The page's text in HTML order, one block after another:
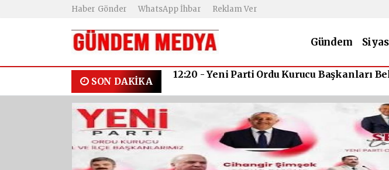
Haber Gönder WhatsApp İhbar Reklam Ver
Gündem
SON DAKİKA
12:00 -ORDU KÜLTÜR YOLU FESTİVALİ